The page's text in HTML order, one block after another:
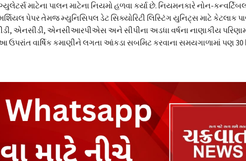
માટેના પાલન માટેના નિયમો હળવા કર્યા છે. નિયમનકારે નોન-
પેપર તેમજ મ્યુનિસિપલ ડેટ સિક્યોરિટી લિસ્ટિંગ યુનિટ્સ માટે કેટલાક
એનસીડી, એનસીઆરપીએસ અને સીપીના અડધા વર્ષના નાણાકીય
ઉપરાંત વાર્ષિક કમાણીને લગતા આંકડા સબમિટ કરવાના સમયગાળામાં પણ 30